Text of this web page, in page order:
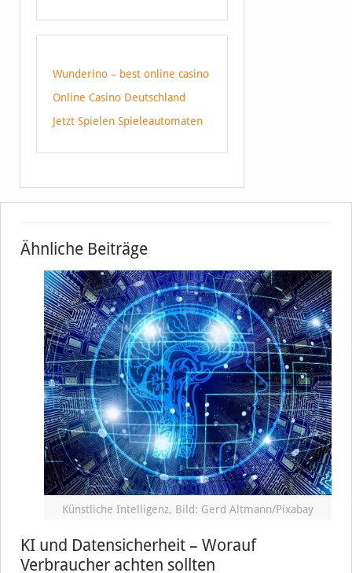
Wunderino – best online casino
Online Casino Deutschland
Jetzt Spielen Spieleautomaten
Ähnliche Beiträge
Künstliche Intelligenz, Bild: Gerd Altmann/Pixabay
KI und Datensicherheit – Worauf
Verbraucher achten sollten